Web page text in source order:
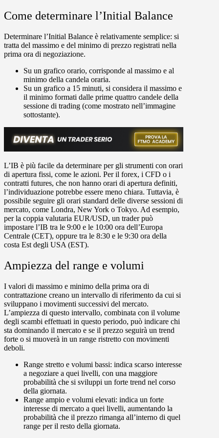
Come determinare l’Initial Balance
Determinare l’Initial Balance è relativamente semplice: si
tratta del massimo e del minimo di prezzo registrati nella
prima ora di negoziazione.
Su un grafico orario, corrisponde al massimo e al
minimo della candela oraria.
Su un grafico a 15 minuti, si considera il massimo e
il minimo formati dalle prime quattro candele della
sessione di trading (come mostrato nell’immagine
sottostante).
L’IB è più facile da determinare per gli strumenti con orari
di apertura fissi, come le azioni. Per il forex, i CFD o i
contratti futures, che non hanno orari di apertura definiti,
l’individuazione potrebbe essere meno chiara. Tuttavia, è
possibile seguire gli orari standard delle diverse sessioni di
mercato, come Londra, New York o Tokyo. Ad esempio,
per la coppia valutaria EUR/USD, un trader può
impostare l’IB tra le 9:00 e le 10:00 ora dell’Europa
Centrale (CET), oppure tra le 8:30 e le 9:30 ora della
costa Est degli USA (EST).
Ampiezza del range e volumi
I valori di massimo e minimo della prima ora di
contrattazione creano un intervallo di riferimento da cui si
sviluppano i movimenti successivi del mercato.
L’ampiezza di questo intervallo, combinata con il volume
degli scambi effettuati in questo periodo, può indicare chi
sta dominando il mercato e se il prezzo seguirà un trend
forte o si muoverà in un range ristretto con movimenti
deboli.
Range stretto e volumi bassi: indica scarso interesse
a negoziare a quei livelli, con una maggiore
probabilità che si sviluppi un forte trend nel corso
della giornata.
Range ampio e volumi elevati: indica un forte
interesse di mercato a quei livelli, aumentando la
probabilità che il prezzo rimanga all’interno di quel
range per il resto della giornata.